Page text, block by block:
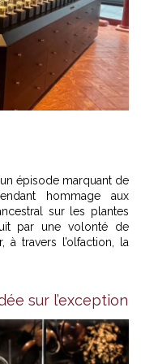
épisode marquant de
hommage aux
sur les plantes
par une volonté de
à travers l’olfaction, la
sur l’exception